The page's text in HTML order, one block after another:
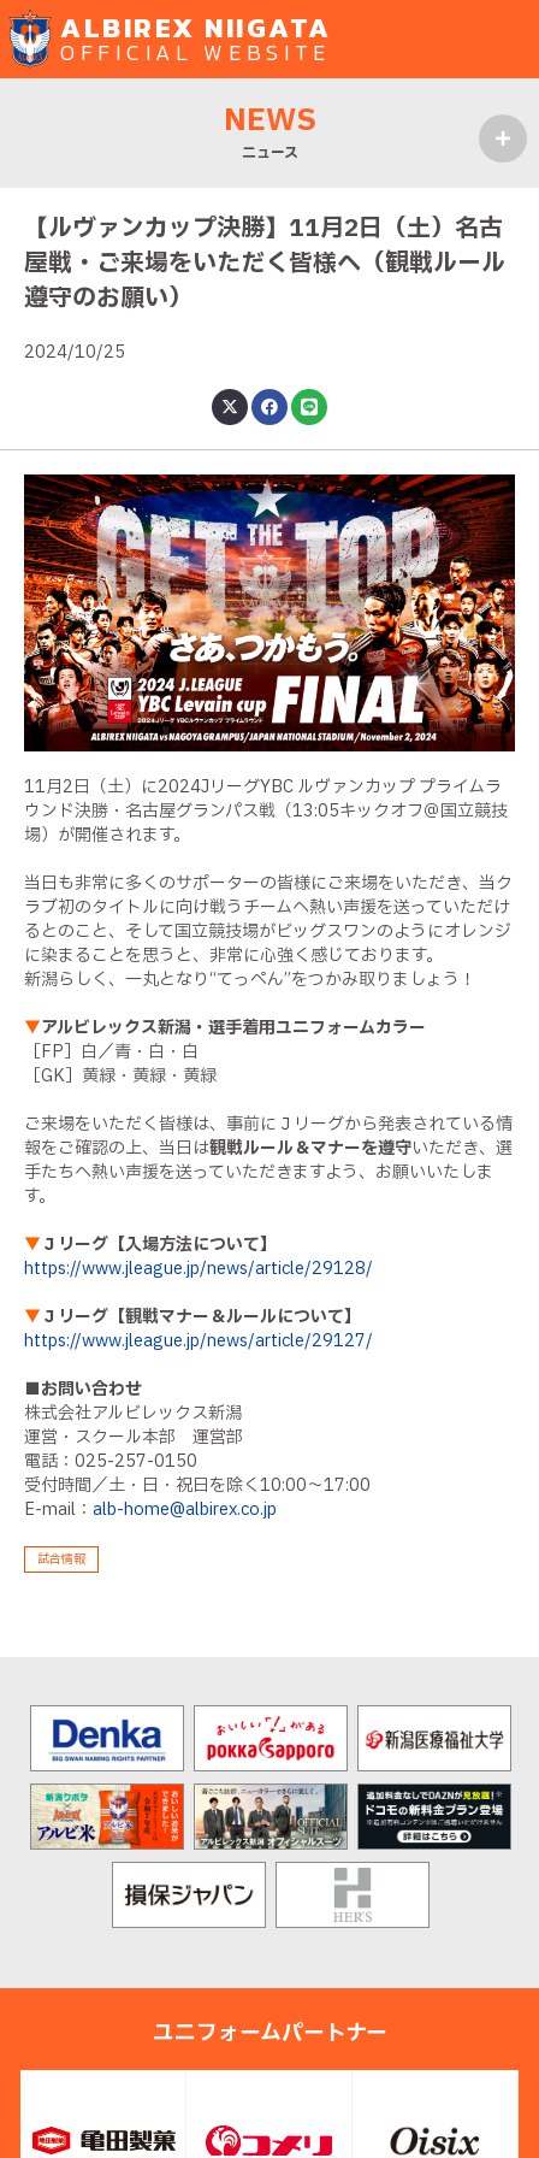
ALBIREX NIIGATA
OFFICIAL WEBSITE
NEWS
ニュース
【ルヴァンカップ決勝】11月2日（土）名古
屋戦・ご来場をいただく皆様へ（観戦ルール
遵守のお願い）
2024/10/25
11月2日（土）に2024JリーグYBC ルヴァンカップ プライムラ
ウンド決勝・名古屋グランパス戦（13:05キックオフ＠国立競技
場）が開催されます。
当日も非常に多くのサポーターの皆様にご来場をいただき、当ク
ラブ初のタイトルに向け戦うチームへ熱い声援を送っていただけ
るとのこと、そして国立競技場がビッグスワンのようにオレンジ
に染まることを思うと、非常に心強く感じております。
新潟らしく、一丸となり“てっぺん”をつかみ取りましょう！
▼アルビレックス新潟・選手着用ユニフォームカラー
［FP］白／青・白・白
［GK］黄緑・黄緑・黄緑
ご来場をいただく皆様は、事前にＪリーグから発表されている情
報をご確認の上、当日は観戦ルール＆マナーを遵守いただき、選
手たちへ熱い声援を送っていただきますよう、お願いいたしま
す。
▼Ｊリーグ【入場方法について】
https://www.jleague.jp/news/article/29128/
▼Ｊリーグ【観戦マナー＆ルールについて】
https://www.jleague.jp/news/article/29127/
■お問い合わせ
株式会社アルビレックス新潟
運営・スクール本部 運営部
電話：025-257-0150
受付時間／土・日・祝日を除く10:00～17:00
E-mail： alb-home@albirex.co.jp
試合情報
ユニフォームパートナー